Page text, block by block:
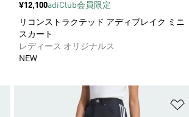
価格
¥12,100adiClub会員限定
リコンストラクテッド アディブレイク ミニ
スカート
レディース オリジナルス
NEW
ほしいものリストに追加